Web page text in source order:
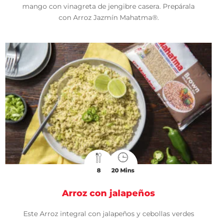
mango con vinagreta de jengibre casera. Prepárala
con Arroz Jazmín Mahatma®.
8 20 Mins
Arroz con jalapeños
Este Arroz integral con jalapeños y cebollas verdes